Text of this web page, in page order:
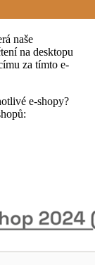
naše
na desktopu
za tímto e-
e-shopy?